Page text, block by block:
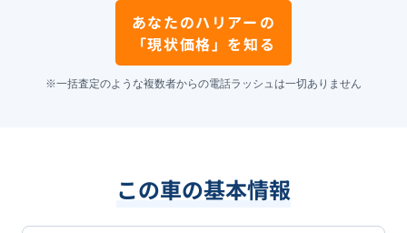
あなたのハリアー の
「現状価格」を知る
※一括査定のような複数者からの電話ラッシュは一切ありません
この車の基本情報